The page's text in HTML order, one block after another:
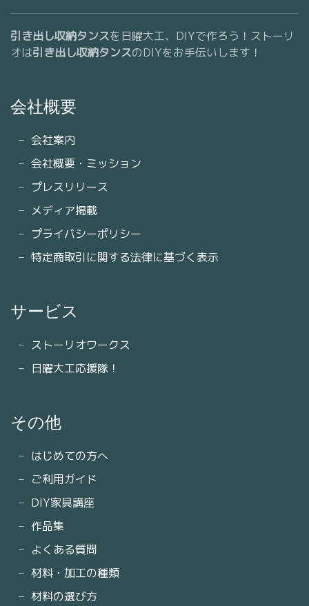
引き出し収納タンスを日曜大工、DIYで作ろう！ストーリ
オは引き出し収納タンスのDIYをお手伝いします！
会社概要
会社案内
会社概要・ミッション
プレスリリース
メディア掲載
プライバシーポリシー
特定商取引に関する法律に基づく表示
サービス
ストーリオワークス
日曜大工応援隊！
その他
はじめての方へ
ご利用ガイド
DIY家具講座
作品集
よくある質問
材料・加工の種類
材料の選び方